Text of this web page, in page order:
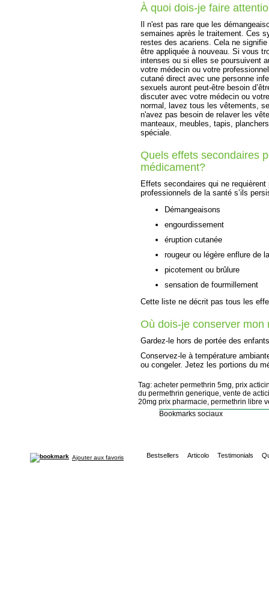
À quoi dois-je faire
Il n'est pas rare que les
semaines après le traitement. Ces
restes des acariens. Cela ne
être appliquée à nouveau. Si vous
intenses ou si elles se poursuivent
votre médecin ou votre
cutané direct avec une personne
sexuels auront peut-être besoin
discuter avec votre médecin ou
normal, lavez tous les vêtements,
n'avez pas besoin de relaver les
manteaux, meubles, tapis,
spéciale.
Quels effets secondaires
médicament?
Effets secondaires qui ne
professionnels de la santé s’ils
Démangeaisons
engourdissement
éruption cutanée
rougeur ou légère enflure de
picotement ou brûlure
sensation de fourmillement
Cette liste ne décrit pas tous les
Où dois-je conserver mon
Gardez-le hors de portée des
Conservez-le à température
ou congeler. Jetez les portions du
Tag: acheter permethrin 5mg, prix
du permethrin generique, vente de
20mg prix pharmacie, permethrin libre
Bookmarks sociaux
Ajouter aux favoris Bestsellers Articolo Testimonials